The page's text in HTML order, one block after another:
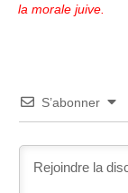
la morale juive.
S’abonner